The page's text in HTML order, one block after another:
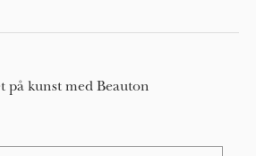
på kunst med Beauton